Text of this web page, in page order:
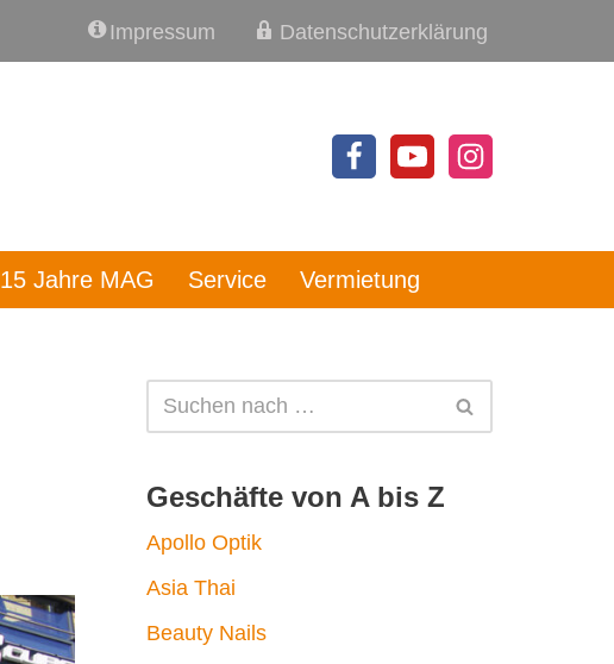
Impressum Datenschutzerklärung
15 Jahre MAG Service Vermietung
Geschäfte von A bis Z
Apollo Optik
Asia Thai
Beauty Nails